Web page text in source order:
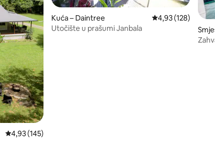
Prosječna ocjena: 4,93/5, recenzija: 145
4,93 (145)
Kuća – Daintree Prosječna ocjena:
4,93 (128)
Utočište u prašumi Janbala